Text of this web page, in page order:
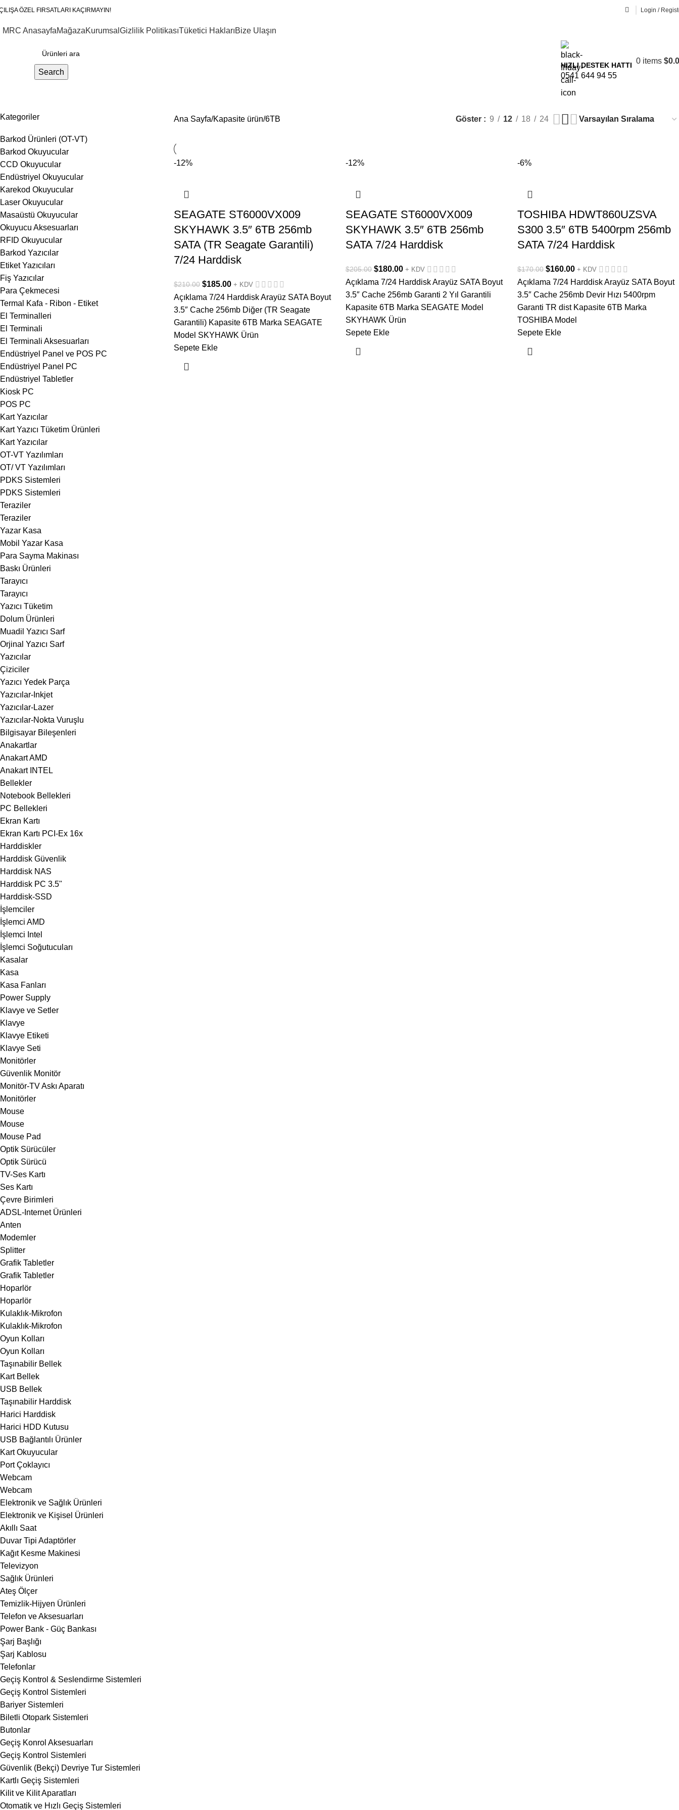
ÖZEL FIRSATLARI KAÇIRMAYIN! Login /
MRC AnasayfaMağazaKurumsal Gizlilik PolitikasıTüketici HaklarıBize Ulaşın
Search
HIZLI DESTEK HATTI
0541 644 94 55
0 items $
Kategoriler
Barkod Ürünleri (OT-VT)
Barkod Okuyucular
CCD Okuyucular
Endüstriyel Okuyucular
Karekod Okuyucular
Laser Okuyucular
Masaüstü Okuyucular
Okuyucu Aksesuarları
RFID Okuyucular
Barkod Yazıcılar
Etiket Yazıcıları
Fiş Yazıcılar
Para Çekmecesi
Termal Kafa - Ribon - Etiket
El Terminalleri
El Terminali
El Terminali Aksesuarları
Endüstriyel Panel ve POS PC
Endüstriyel Panel PC
Endüstriyel Tabletler
Kiosk PC
POS PC
Kart Yazıcılar
Kart Yazıcı Tüketim Ürünleri
Kart Yazıcılar
OT-VT Yazılımları
OT/ VT Yazılımları
PDKS Sistemleri
PDKS Sistemleri
Teraziler
Teraziler
Yazar Kasa
Mobil Yazar Kasa
Para Sayma Makinası
Baskı Ürünleri
Tarayıcı
Tarayıcı
Yazıcı Tüketim
Dolum Ürünleri
Muadil Yazıcı Sarf
Orjinal Yazıcı Sarf
Yazıcılar
Çiziciler
Yazıcı Yedek Parça
Yazıcılar-Inkjet
Yazıcılar-Lazer
Yazıcılar-Nokta Vuruşlu
Bilgisayar Bileşenleri
Anakartlar
Anakart AMD
Anakart INTEL
Bellekler
Notebook Bellekleri
PC Bellekleri
Ekran Kartı
Ekran Kartı PCI-Ex 16x
Harddiskler
Harddisk Güvenlik
Harddisk NAS
Harddisk PC 3.5"
Harddisk-SSD
İşlemciler
İşlemci AMD
İşlemci Intel
İşlemci Soğutucuları
Kasalar
Kasa
Kasa Fanları
Power Supply
Klavye ve Setler
Klavye
Klavye Etiketi
Klavye Seti
Monitörler
Güvenlik Monitör
Monitör-TV Askı Aparatı
Monitörler
Mouse
Mouse
Mouse Pad
Optik Sürücüler
Optik Sürücü
TV-Ses Kartı
Ses Kartı
Çevre Birimleri
ADSL-Internet Ürünleri
Anten
Modemler
Splitter
Grafik Tabletler
Grafik Tabletler
Hoparlör
Hoparlör
Kulaklık-Mikrofon
Kulaklık-Mikrofon
Oyun Kolları
Oyun Kolları
Taşınabilir Bellek
Kart Bellek
USB Bellek
Taşınabilir Harddisk
Harici Harddisk
Harici HDD Kutusu
USB Bağlantılı Ürünler
Kart Okuyucular
Port Çoklayıcı
Webcam
Webcam
Elektronik ve Sağlık Ürünleri
Elektronik ve Kişisel Ürünleri
Akıllı Saat
Duvar Tipi Adaptörler
Kağıt Kesme Makinesi
Televizyon
Sağlık Ürünleri
Ateş Ölçer
Temizlik-Hijyen Ürünleri
Telefon ve Aksesuarları
Power Bank - Güç Bankası
Şarj Başlığı
Şarj Kablosu
Telefonlar
Geçiş Kontrol & Seslendirme Sistemleri
Geçiş Kontrol Sistemleri
Bariyer Sistemleri
Biletli Otopark Sistemleri
Butonlar
Geçiş Konrol Aksesuarları
Geçiş Kontrol Sistemleri
Güvenlik (Bekçi) Devriye Tur Sistemleri
Kartlı Geçiş Sistemleri
Kilit ve Kilit Aparatları
Otomatik ve Hızlı Geçiş Sistemleri
Ana Sayfa Kapasite ürün 6TB Göster 9 12 18 24
-12%
SEAGATE ST6000VX009
SKYHAWK 3.5″ 6TB 256mb
SATA (TR Seagate Garantili)
7/24 Harddisk
$210.00 $185.00 + KDV
Açıklama 7/24 Harddisk Arayüz SATA Boyut
3.5″ Cache 256mb Diğer (TR Seagate
Garantili) Kapasite 6TB Marka SEAGATE
Model SKYHAWK Ürün
Sepete Ekle
-12%
SEAGATE ST6000VX009
SKYHAWK 3.5″ 6TB 256mb
SATA 7/24 Harddisk
$205.00 $180.00 + KDV
Açıklama 7/24 Harddisk Arayüz SATA Boyut
3.5″ Cache 256mb Garanti 2 Yıl Garantili
Kapasite 6TB Marka SEAGATE Model
SKYHAWK Ürün
Sepete Ekle
-6%
TOSHIBA HDWT860UZSVA
S300 3.5″ 6TB 5400rpm 256mb
SATA 7/24 Harddisk
$170.00 $160.00 + KDV
Açıklama 7/24 Harddisk Arayüz SATA Boyut
3.5″ Cache 256mb Devir Hızı 5400rpm
Garanti TR dist Kapasite 6TB Marka
TOSHIBA Model
Sepete Ekle